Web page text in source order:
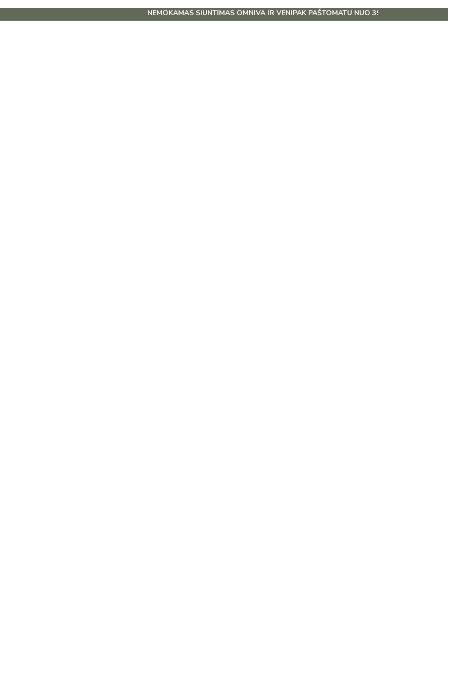
NEMOKAMAS SIUNTIMAS OMNIVA IR VENIPAK PAŠTOMATU NUO 39 EUR!